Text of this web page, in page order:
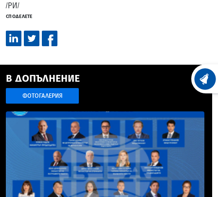
/РИ/
СПОДЕЛЕТЕ
В ДОПЪЛНЕНИЕ
ФОТОГАЛЕРИЯ